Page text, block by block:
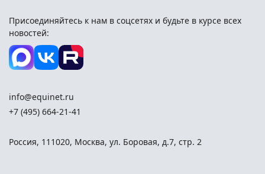
Присоединяйтесь к нам в соцсетях и будьте в курсе всех
новостей:
info@equinet.ru
+7 (495) 664-21-41
Россия, 111020, Москва, ул. Боровая, д.7, стр. 2